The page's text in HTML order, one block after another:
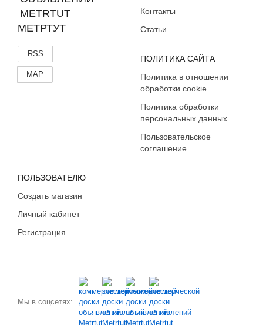
МЕТРТУТ
RSS
MAP
Контакты
Статьи
ПОЛИТИКА САЙТА
Политика в отношении
обработки cookie
Политика обработки
персональных данных
Пользовательское
соглашение
ПОЛЬЗОВАТЕЛЮ
Создать магазин
Личный кабинет
Регистрация
Мы в соцсетях: